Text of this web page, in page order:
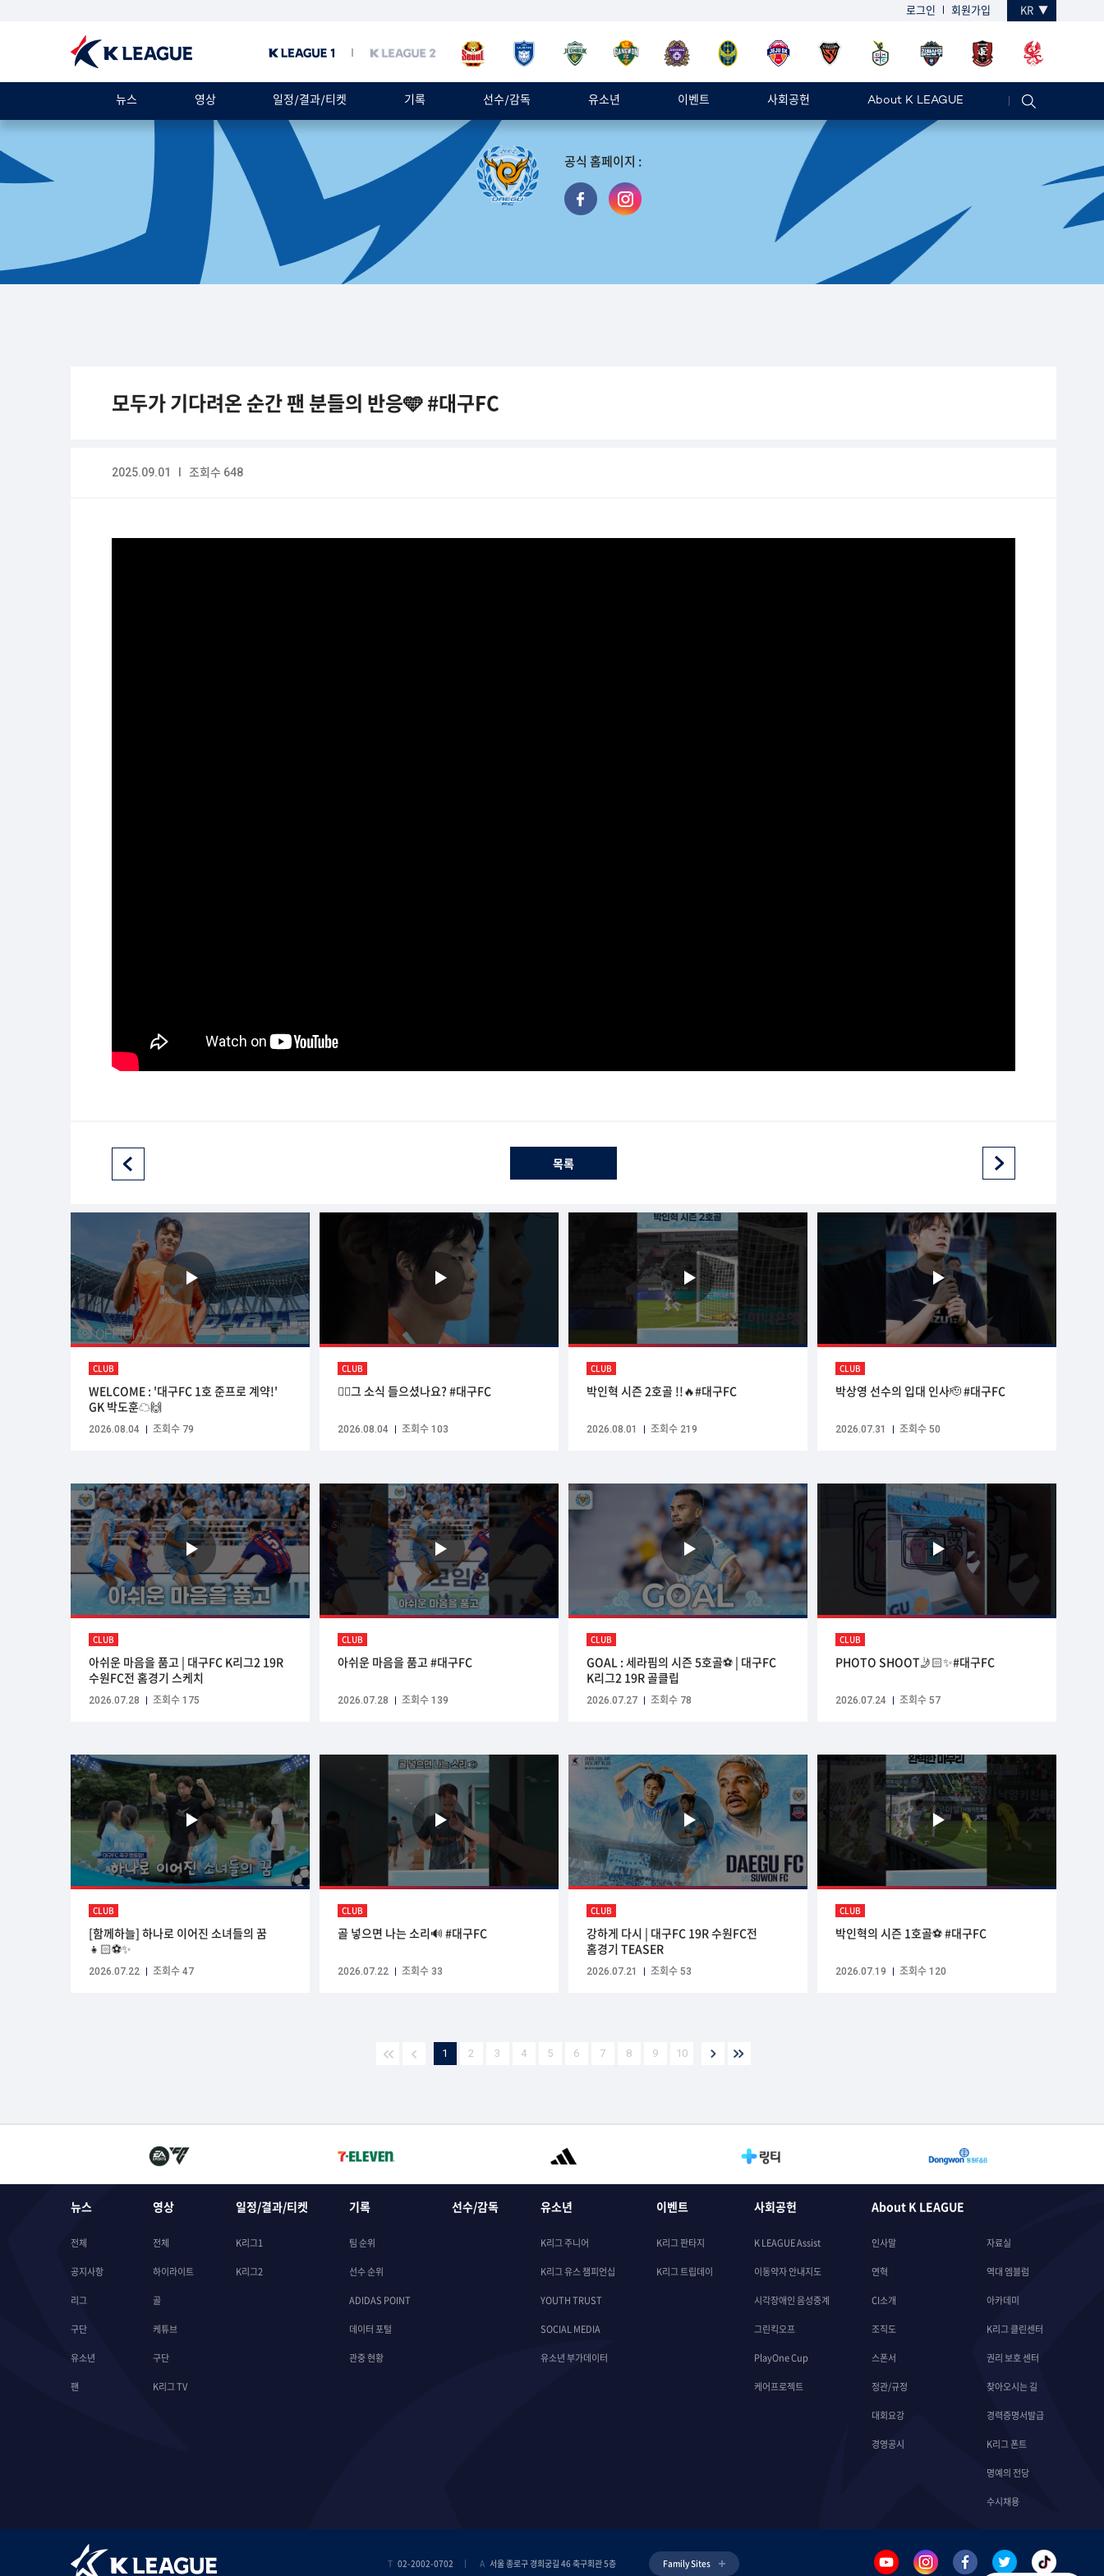
로그인 회원가입 KR
뉴스 영상 일정/결과/티켓 기록 선수/감독 유소년 이벤트 사회공헌 About K LEAGUE
공식 홈페이지 :
모두가 기다려온 순간 팬 분들의 반응🩵 #대구FC
2025.09.01 I 조회수 648
목록
CLUB
WELCOME : '대구FC 1호 준프로 계약!'
GK 박도훈☁🙌
2026.08.04 조회수 79
CLUB
☝🏻그 소식 들으셨나요? #대구FC
2026.08.04 조회수 103
CLUB
박인혁 시즌 2호골 !!🔥#대구FC
2026.08.01 조회수 219
CLUB
박상영 선수의 입대 인사🫡 #대구FC
2026.07.31 조회수 50
CLUB
아쉬운 마음을 품고 | 대구FC K리그2 19R
수원FC전 홈경기 스케치
2026.07.28 조회수 175
CLUB
아쉬운 마음을 품고 #대구FC
2026.07.28 조회수 139
CLUB
GOAL : 세라핌의 시즌 5호골⚽ | 대구FC
K리그2 19R 골클립
2026.07.27 조회수 78
CLUB
PHOTO SHOOT🤳🏻✨#대구FC
2026.07.24 조회수 57
CLUB
[함께하늘] 하나로 이어진 소녀들의 꿈
👧🏻⚽✨
2026.07.22 조회수 47
CLUB
골 넣으면 나는 소리🔊 #대구FC
2026.07.22 조회수 33
CLUB
강하게 다시 | 대구FC 19R 수원FC전
홈경기 TEASER
2026.07.21 조회수 53
CLUB
박인혁의 시즌 1호골⚽️ #대구FC
2026.07.19 조회수 120
1 2 3 4 5 6 7 8 9 10
뉴스
전체
공지사항
리그
구단
유소년
팬
영상
전체
하이라이트
골
케튜브
구단
K리그 TV
일정/결과/티켓
K리그1
K리그2
기록
팀 순위
선수 순위
ADIDAS POINT
데이터 포털
관중 현황
선수/감독 유소년
K리그 주니어
K리그 유스 챔피언십
YOUTH TRUST
SOCIAL MEDIA
유소년 부가데이터
이벤트
K리그 판타지
K리그 트립데이
사회공헌
K LEAGUE Assist
이동약자 안내지도
시각장애인 음성중계
그린킥오프
PlayOne Cup
케어프로젝트
About K LEAGUE
인사말
연혁
CI소개
조직도
스폰서
정관/규정
대회요강
경영공시
자료실
역대 엠블럼
아카데미
K리그 클린센터
권리 보호 센터
찾아오시는 길
경력증명서발급
K리그 폰트
명예의 전당
수시채용
T 02-2002-0702 A 서울 종로구 경희궁길 46 축구회관 5층 Family Sites